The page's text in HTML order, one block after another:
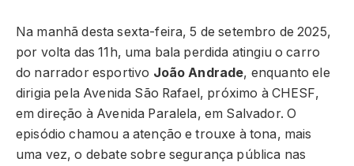
Na manhã desta sexta-feira, 5 de setembro de 2025,
por volta das 11h, uma bala perdida atingiu o carro
do narrador esportivo João Andrade, enquanto ele
dirigia pela Avenida São Rafael, próximo à CHESF,
em direção à Avenida Paralela, em Salvador. O
episódio chamou a atenção e trouxe à tona, mais
uma vez, o debate sobre segurança pública nas